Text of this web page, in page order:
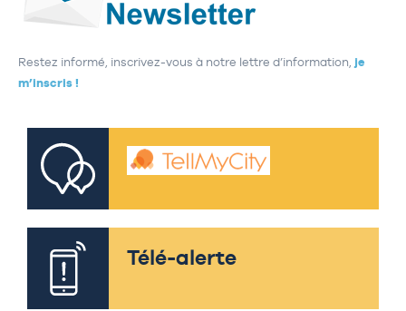
Restez informé, inscrivez-vous à notre lettre d’information, je
m’inscris !
Télé-alerte